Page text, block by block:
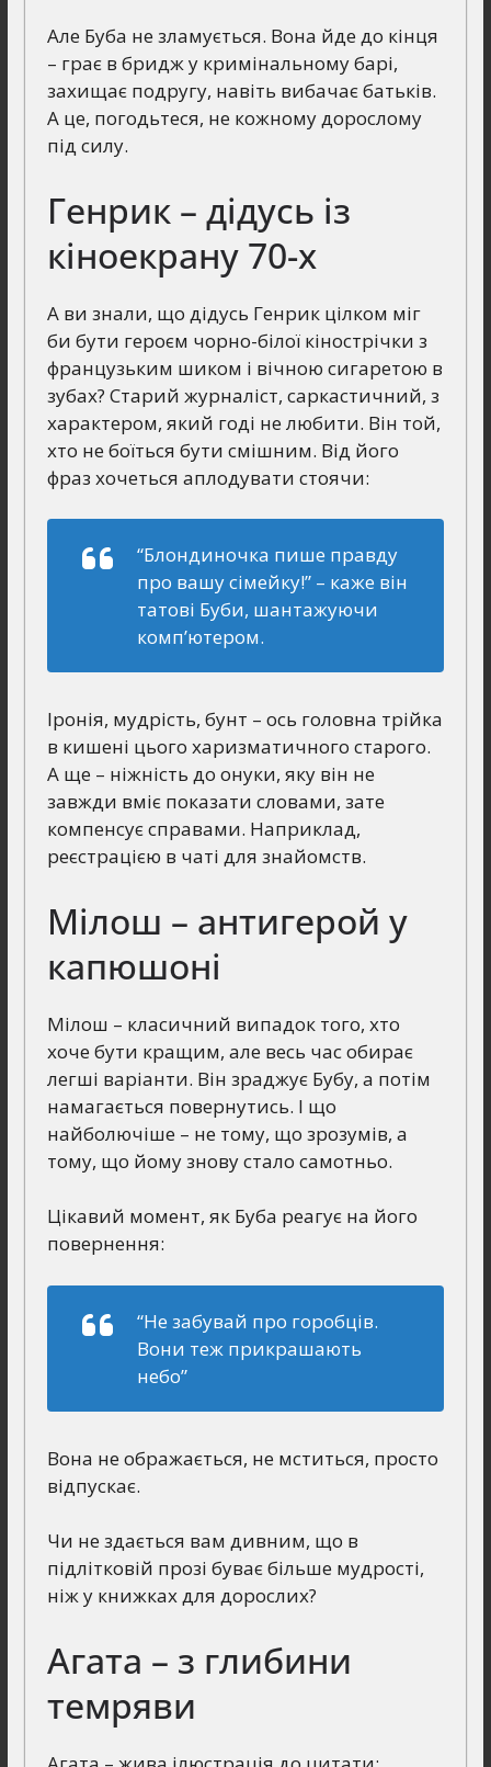
Але Буба не зламується. Вона йде до кінця
– грає в бридж у кримінальному барі,
захищає подругу, навіть вибачає батьків.
А це, погодьтеся, не кожному дорослому
під силу.
Генрик – дідусь із
кіноекрану 70-х
А ви знали, що дідусь Генрик цілком міг
би бути героєм чорно-білої кінострічки з
французьким шиком і вічною сигаретою в
зубах? Старий журналіст, саркастичний, з
характером, який годі не любити. Він той,
хто не боїться бути смішним. Від його
фраз хочеться аплодувати стоячи:
“Блондиночка пише правду
про вашу сімейку!”– каже він
татові Буби, шантажуючи
комп’ютером.
Іронія, мудрість, бунт – ось головна трійка
в кишені цього харизматичного старого.
А ще – ніжність до онуки, яку він не
завжди вміє показати словами, зате
компенсує справами. Наприклад,
реєстрацією в чаті для знайомств.
Мілош – антигерой у
капюшоні
Мілош – класичний випадок того, хто
хоче бути кращим, але весь час обирає
легші варіанти. Він зраджує Бубу, а потім
намагається повернутись. І що
найболючіше – не тому, що зрозумів, а
тому, що йому знову стало самотньо.
Цікавий момент, як Буба реагує на його
повернення:
“Не забувай про горобців.
Вони теж прикрашають
небо”
Вона не ображається, не мститься, просто
відпускає.
Чи не здається вам дивним, що в
підлітковій прозі буває більше мудрості,
ніж у книжках для дорослих?
Агата – з глибини
темряви